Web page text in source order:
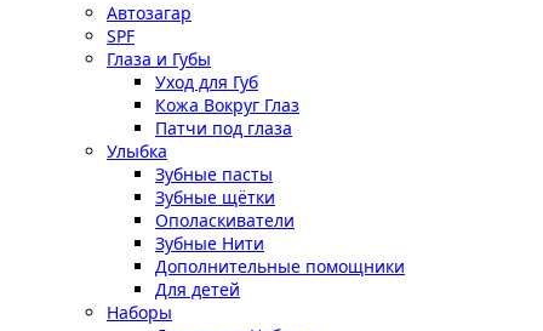
Автозагар
SPF
Глаза и Губы
Уход для Губ
Кожа Вокруг Глаз
Патчи под глаза
Улыбка
Зубные пасты
Зубные щётки
Ополаскиватели
Зубные Нити
Дополнительные помощники
Для детей
Наборы